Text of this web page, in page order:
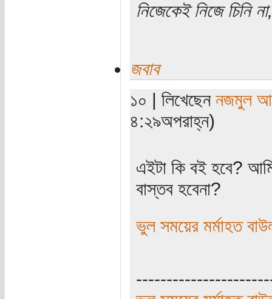
নিজেকেই নিজে চিনি
জবাব
১০ | লিখেছেন নজমুল
৪:২৯অপরাহ্ন)
এইটা কি বই হবে?
বাস্তব হবেনা?
ভুল সময়ের মর্মাহত